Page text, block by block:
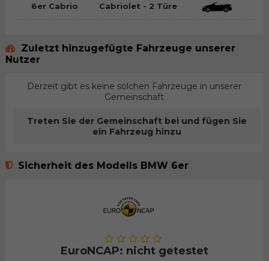
6er Cabrio Cabriolet - 2 Türe
Zuletzt hinzugefügte Fahrzeuge unserer
Nutzer
Derzeit gibt es keine solchen Fahrzeuge in unserer
Gemeinschaft
Treten Sie der Gemeinschaft bei und fügen Sie
ein Fahrzeug hinzu
Sicherheit des Modells BMW 6er
EuroNCAP: nicht getestet